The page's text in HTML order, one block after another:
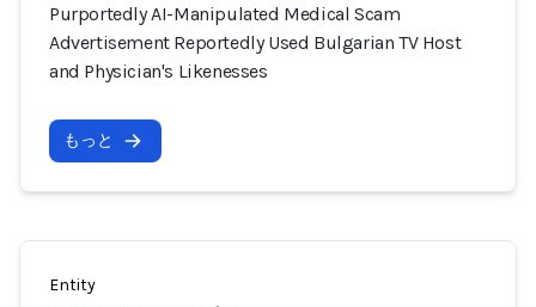
Purportedly AI-Manipulated Medical Scam
Advertisement Reportedly Used Bulgarian TV Host
and Physician's Likenesses
もっと
Entity